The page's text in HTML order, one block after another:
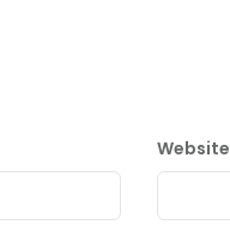
Website